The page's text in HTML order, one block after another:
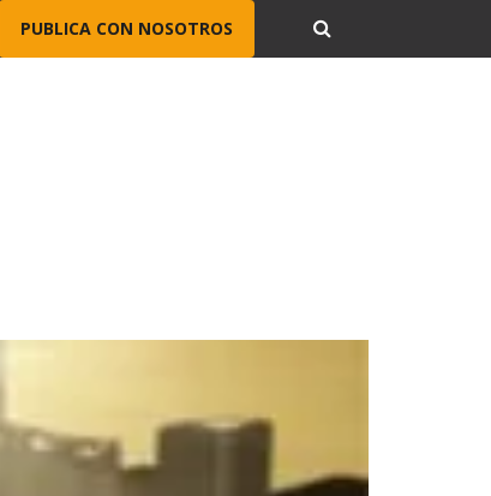
PUBLICA CON NOSOTROS